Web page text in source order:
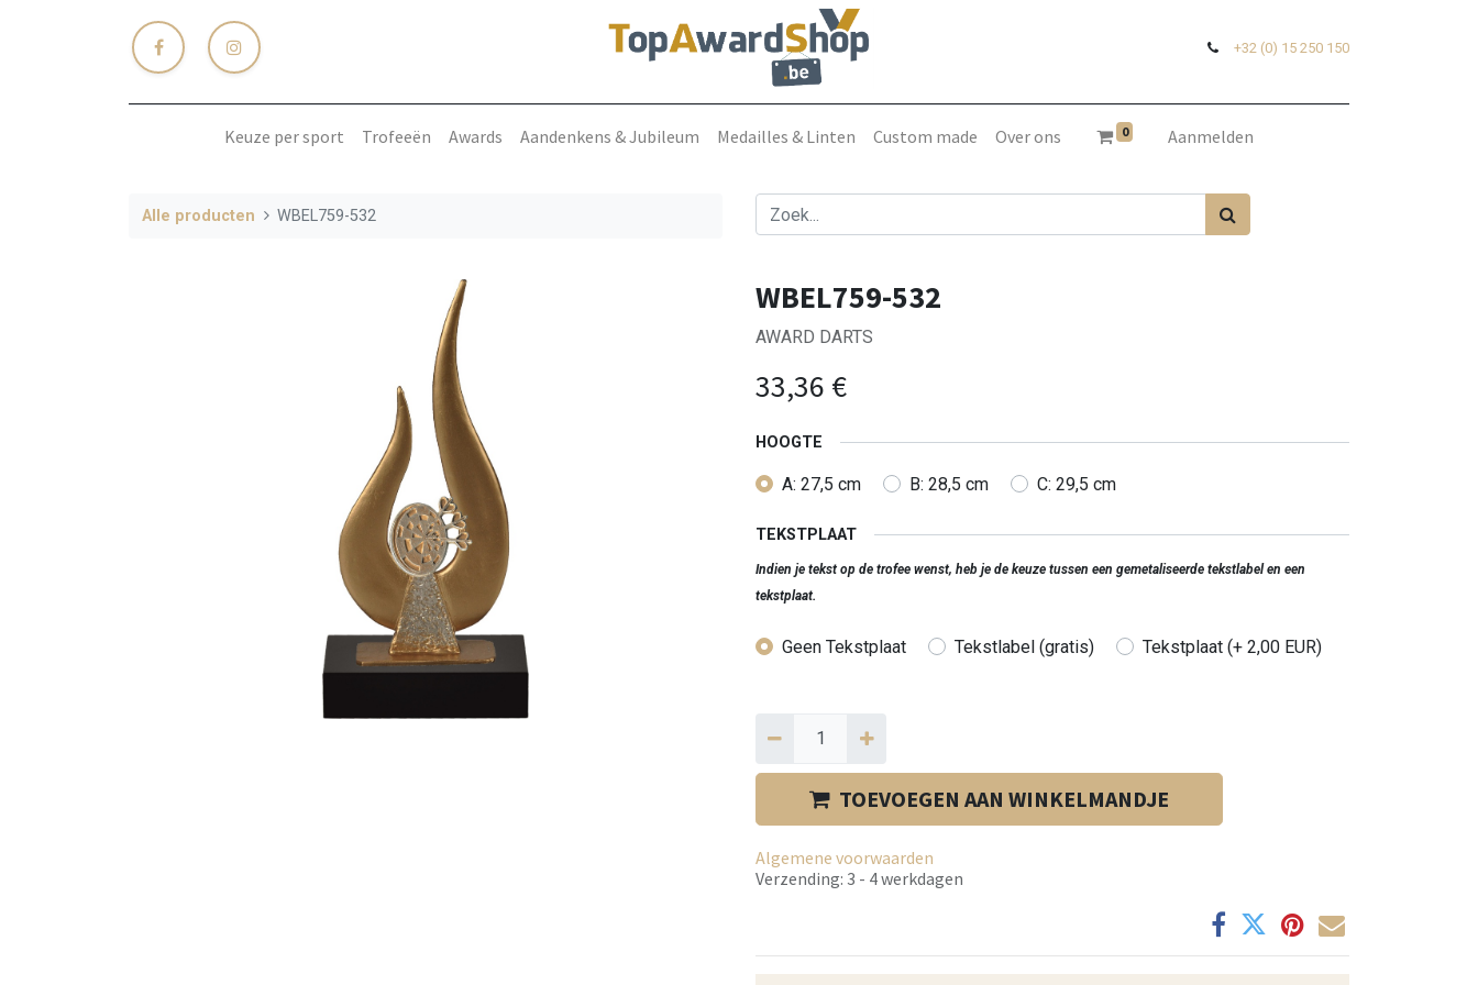
+32 (0) 15 250 150
Keuze per sport Trofeeën Awards Aandenkens & Jubileum Medailles & Linten Custom made Over ons 0 Aanmelden
Alle producten WBEL759-532
WBEL759-532
AWARD DARTS
33,36 €
HOOGTE
A: 27,5 cm B: 28,5 cm C: 29,5 cm
TEKSTPLAAT
Indien je tekst op de trofee wenst, heb je de keuze tussen een gemetaliseerde tekstlabel en een
tekstplaat.
Geen Tekstplaat Tekstlabel (gratis) Tekstplaat (+ 2,00 EUR)
TOEVOEGEN AAN WINKELMANDJE
Algemene voorwaarden
Verzending: 3 - 4 werkdagen